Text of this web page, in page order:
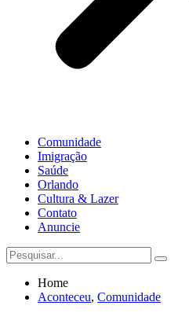
Comunidade
Imigração
Saúde
Orlando
Cultura & Lazer
Contato
Anuncie
Home
Aconteceu, Comunidade